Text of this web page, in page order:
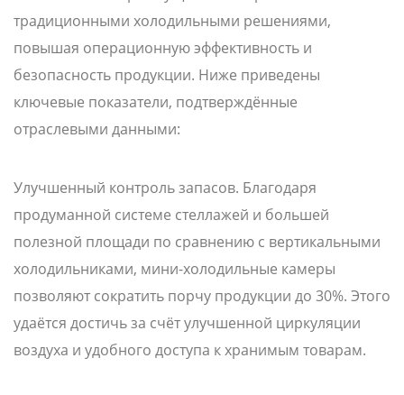
традиционными холодильными решениями,
повышая операционную эффективность и
безопасность продукции. Ниже приведены
ключевые показатели, подтверждённые
отраслевыми данными:
Улучшенный контроль запасов. Благодаря
продуманной системе стеллажей и большей
полезной площади по сравнению с вертикальными
холодильниками, мини-холодильные камеры
позволяют сократить порчу продукции до 30%. Этого
удаётся достичь за счёт улучшенной циркуляции
воздуха и удобного доступа к хранимым товарам.